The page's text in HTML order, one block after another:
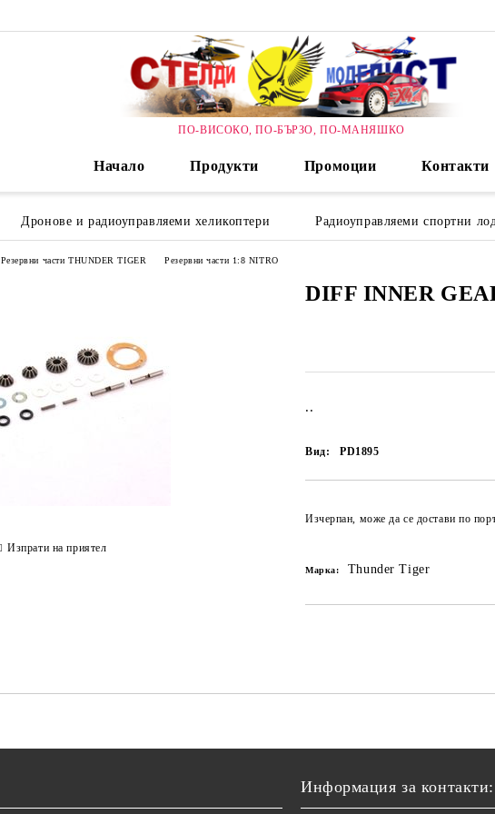
ПО-ВИСОКО, ПО-БЪРЗО, ПО-МАНЯШКО
Начало Продукти Промоции Контакти
Дронове и радиоуправляеми хеликоптери Радиоуправляеми спортни
Резервни части THUNDER TIGER Резервни части 1:8 NITRO
DIFF INNER
..
Вид: PD1895
Изчерпан, може да се достави по
Марка: Thunder Tiger
Изпрати на приятел
Информация за контакти: